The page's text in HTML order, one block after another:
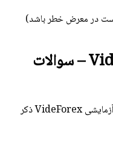
در معرض خطر باشد)
حساب آزمایشی VideForex – سوالات
در زیر متداول‌ترین سؤالات درباره حساب آزمایشی VideForex ذکر